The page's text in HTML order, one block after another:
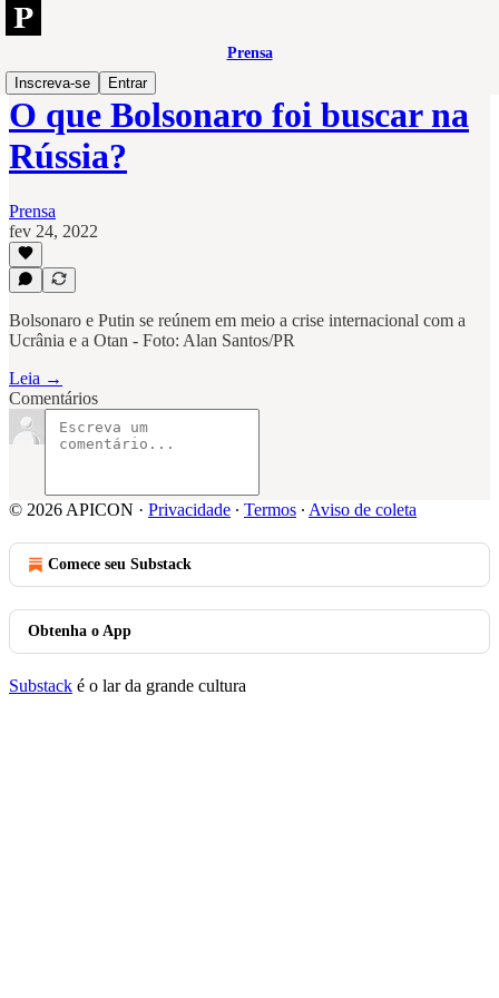
Prensa
Inscreva-se
Entrar
O que Bolsonaro foi buscar na
Rússia?
Prensa
fev 24, 2022
Bolsonaro e Putin se reúnem em meio a crise internacional com a
Ucrânia e a Otan - Foto: Alan Santos/PR
Leia →
Comentários
© 2026 APICON · Privacidade ∙ Termos ∙ Aviso de coleta
Comece seu Substack
Obtenha o App
Substack é o lar da grande cultura